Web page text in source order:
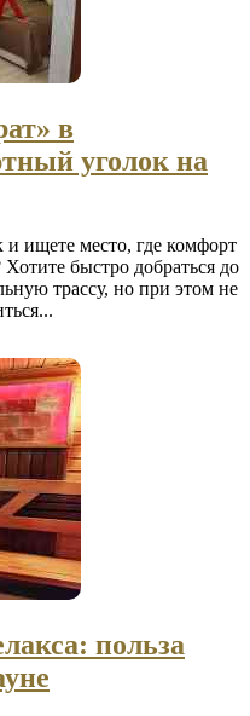
в
уголок на
и ищете место, где комфорт
Хотите быстро добраться до
трассу, но при этом не
польза